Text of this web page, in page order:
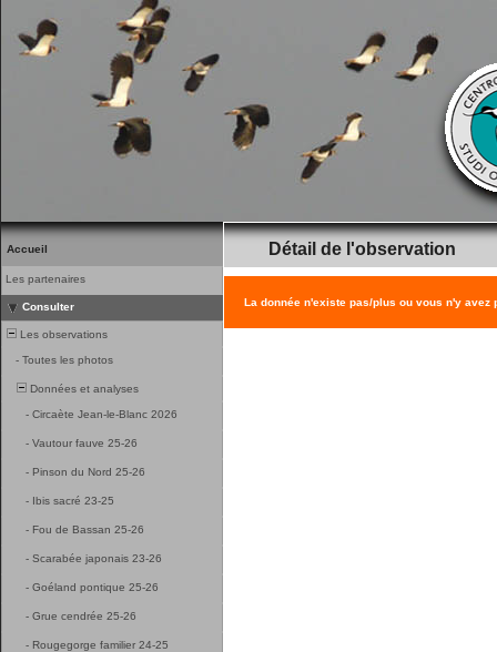
Accueil
Les partenaires
Consulter
Les observations
- Toutes les photos
Données et analyses
- Circaète Jean-le-Blanc 2026
- Vautour fauve 25-26
- Pinson du Nord 25-26
- Ibis sacré 23-25
- Fou de Bassan 25-26
- Scarabée japonais 23-26
- Goéland pontique 25-26
- Grue cendrée 25-26
- Rougegorge familier 24-25
Détail de l'observation
La donnée n'existe pas/plus ou vous n'y avez